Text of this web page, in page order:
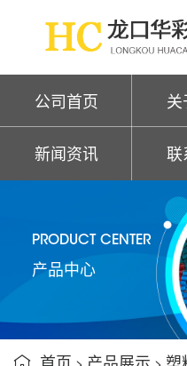
公司首页
新闻资讯 联
PRODUCT CENTER
产品中心
